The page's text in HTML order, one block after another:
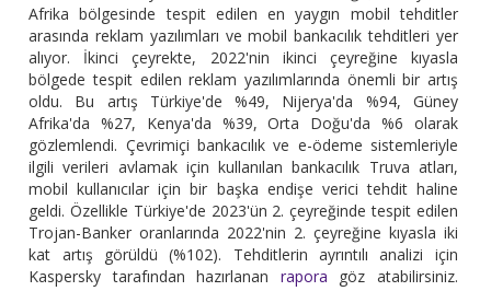
Afrika bölgesinde tespit edilen en yaygın mobil tehditler
arasında reklam yazılımları ve mobil bankacılık tehditleri yer
alıyor. İkinci çeyrekte, 2022'nin ikinci çeyreğine kıyasla
bölgede tespit edilen reklam yazılımlarında önemli bir artış
oldu. Bu artış Türkiye'de %49, Nijerya'da %94, Güney
Afrika'da %27, Kenya'da %39, Orta Doğu'da %6 olarak
gözlemlendi. Çevrimiçi bankacılık ve e-ödeme sistemleriyle
ilgili verileri avlamak için kullanılan bankacılık Truva atları,
mobil kullanıcılar için bir başka endişe verici tehdit haline
geldi. Özellikle Türkiye'de 2023'ün 2. çeyreğinde tespit edilen
Trojan-Banker oranlarında 2022'nin 2. çeyreğine kıyasla iki
kat artış görüldü (%102). Tehditlerin ayrıntılı analizi için
Kaspersky tarafından hazırlanan rapora göz atabilirsiniz.